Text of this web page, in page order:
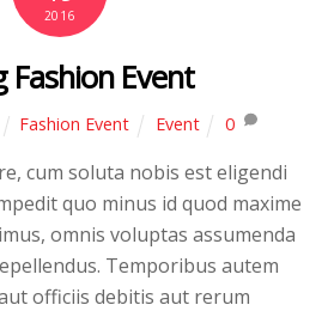
2016
Fashion Event
Fashion Event Event 0
cum soluta nobis est eligendi
quo minus id quod maxime
omnis voluptas assumenda
Temporibus autem
officiis debitis aut rerum